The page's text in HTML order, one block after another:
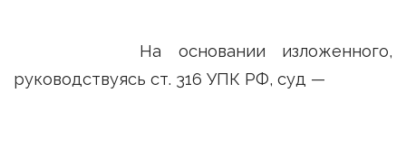
На основании изложенного,
руководствуясь ст. 316 УПК РФ, суд —